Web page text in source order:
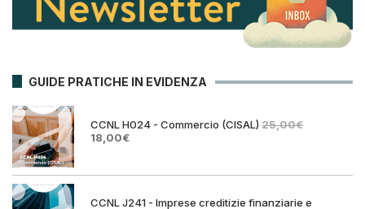
GUIDE PRATICHE IN EVIDENZA
CCNL H024 - Commercio (CISAL) 25,00€
Il
era:
18,00€Il
è:
CCNL J241 - Imprese creditizie finanziarie e